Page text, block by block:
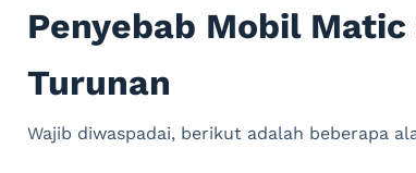
Penyebab Mobil
Turunan
Wajib diwaspadai, berikut adalah beberapa